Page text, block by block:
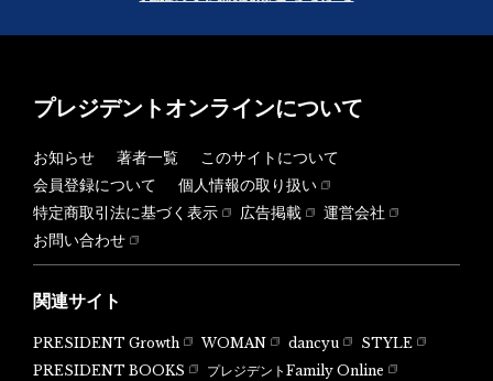
プレジデントオンラインについて
お知らせ 著者一覧
このサイトについて
会員登録について
個人情報の取り扱い
特定商取引法に基づく表示
広告掲載
運営会社
お問い合わせ
関連サイト
PRESIDENT Growth WOMAN dancyu
STYLE
PRESIDENT BOOKS
プレジデントFamily Online